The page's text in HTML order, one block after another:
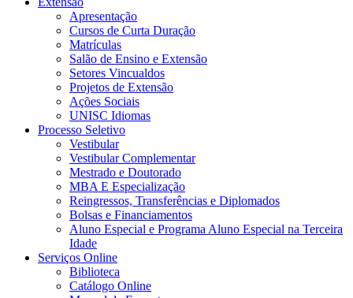
Apresentação
Cursos de Curta Duração
Matrículas
Salão de Ensino e Extensão
Setores Vincualdos
Projetos de Extensão
Ações Sociais
UNISC Idiomas
Processo Seletivo
Vestibular
Vestibular Complementar
Mestrado e Doutorado
MBA E Especialização
Reingressos, Transferências e Diplomados
Bolsas e Financiamentos
Aluno Especial e Programa Aluno Especial na Terceira
Idade
Serviços Online
Biblioteca
Catálogo Online